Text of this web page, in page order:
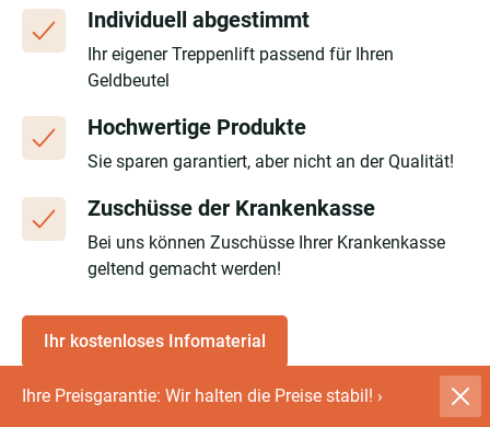
Ihre Preisgarantie: Wir halten die Preise stabil! ›
Individuell abgestimmt
Ihr eigener Treppenlift passend für Ihren
Geldbeutel
Hochwertige Produkte
Sie sparen garantiert, aber nicht an der Qualität!
Zuschüsse der Krankenkasse
Bei uns können Zuschüsse Ihrer Krankenkasse
geltend gemacht werden!
Ihr kostenloses Infomaterial